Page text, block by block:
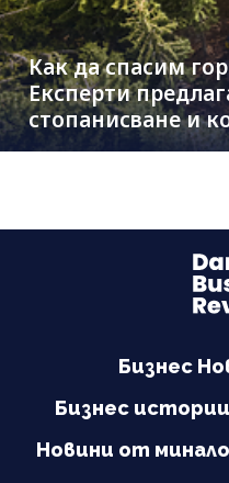
Как да спасим
Експерти
стопанисване и
дърводобив
Бизнес
Бизнес истории
Новини от